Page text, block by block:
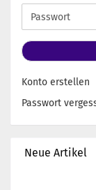
Adresse
Passwort
Konto erstellen
Passwort
Neue Artikel